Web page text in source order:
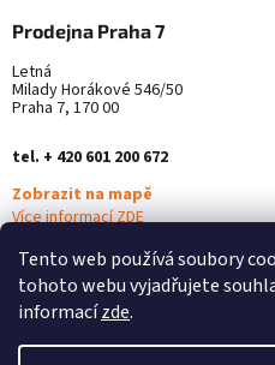
Tento web používá soubory
tohoto webu vyjadřujete
informacízde.
Prodejna Praha 7
Letná
Milady Horákové 546/50
Praha 7, 170 00
tel. + 420 601 200 672
Zobrazit na mapě
Více informací ZDE